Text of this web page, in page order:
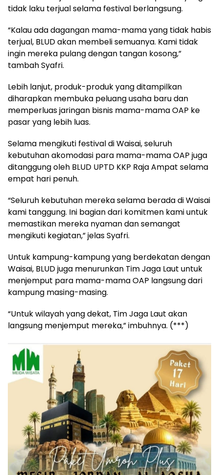
tidak laku terjual selama festival berlangsung.
“Kalau ada dagangan mama-mama yang tidak habis
terjual, BLUD akan membeli semuanya. Kami tidak
ingin mereka pulang dengan tangan kosong,”
tambah Syafri.
Lebih lanjut, produk-produk yang ditampilkan
diharapkan membuka peluang usaha baru dan
memperluas jaringan bisnis mama-mama OAP ke
pasar yang lebih luas.
Selama mengikuti festival di Waisai, seluruh
kebutuhan akomodasi para mama-mama OAP juga
ditanggung oleh BLUD UPTD KKP Raja Ampat selama
empat hari penuh.
“Seluruh kebutuhan mereka selama berada di Waisai
kami tanggung. Ini bagian dari komitmen kami untuk
memastikan mereka nyaman dan semangat
mengikuti kegiatan,” jelas Syafri.
Untuk kampung-kampung yang berdekatan dengan
Waisai, BLUD juga menurunkan Tim Jaga Laut untuk
menjemput para mama-mama OAP langsung dari
kampung masing-masing.
“Untuk wilayah yang dekat, Tim Jaga Laut akan
langsung menjemput mereka,” imbuhnya. (***)